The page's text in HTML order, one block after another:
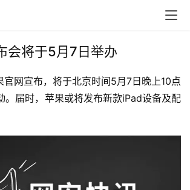
会将于5月7日举办
网宣布，将于北京时间5月7日晚上10点
。届时，苹果或将发布新款iPad设备及配